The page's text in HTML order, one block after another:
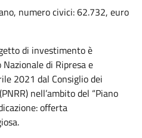
numero civici: 62.732, euro
di investimento è
di Ripresa e
2021 dal Consiglio dei
nell’ambito del “Piano
offerta